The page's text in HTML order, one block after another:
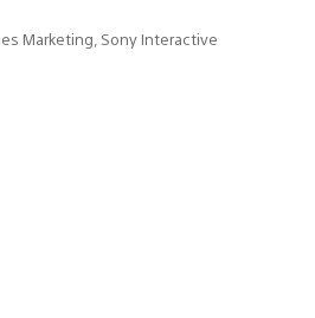
Marketing, Sony Interactive